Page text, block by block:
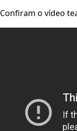
Confiram o vídeo